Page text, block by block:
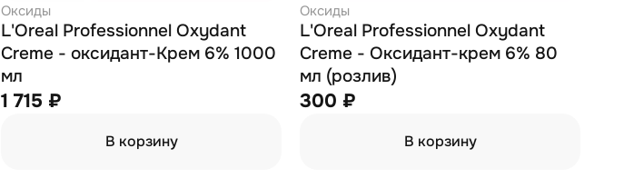
Оксиды
L'Oreal Professionnel Oxydant
Creme - оксидант-Крем 6% 1000
мл
1 715 ₽
В корзину
Оксиды
L'Oreal Professionnel Oxydant
Creme - Оксидант-крем 6% 80
мл (розлив)
300 ₽
В корзину